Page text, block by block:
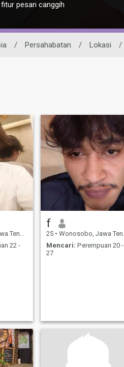
pesan canggih
/ Persahabatan / Lokasi /
Indonesia
22 -
f
25 • Wonosobo, Jawa Tengah, Indonesia
Mencari: Perempuan 20 -
27